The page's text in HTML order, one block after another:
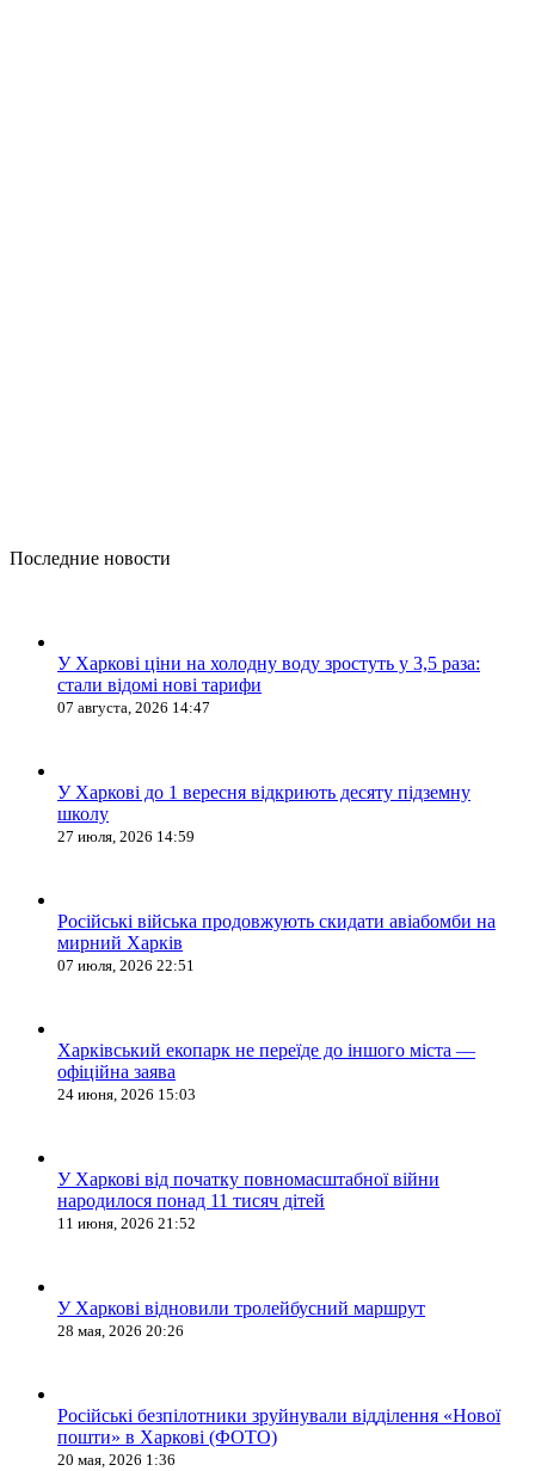
Последние новости
У Харкові ціни на холодну воду зростуть у 3,5 раза:
стали відомі нові тарифи
07 августа, 2026 14:47
У Харкові до 1 вересня відкриють десяту підземну
школу
27 июля, 2026 14:59
Російські війська продовжують скидати авіабомби на
мирний Харків
07 июля, 2026 22:51
Харківський екопарк не переїде до іншого міста —
офіційна заява
24 июня, 2026 15:03
У Харкові від початку повномасштабної війни
народилося понад 11 тисяч дітей
11 июня, 2026 21:52
У Харкові відновили тролейбусний маршрут
28 мая, 2026 20:26
Російські безпілотники зруйнували відділення «Нової
пошти» в Харкові (ФОТО)
20 мая, 2026 1:36